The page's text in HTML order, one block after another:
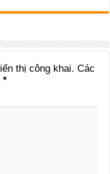
thị công khai. Các
*